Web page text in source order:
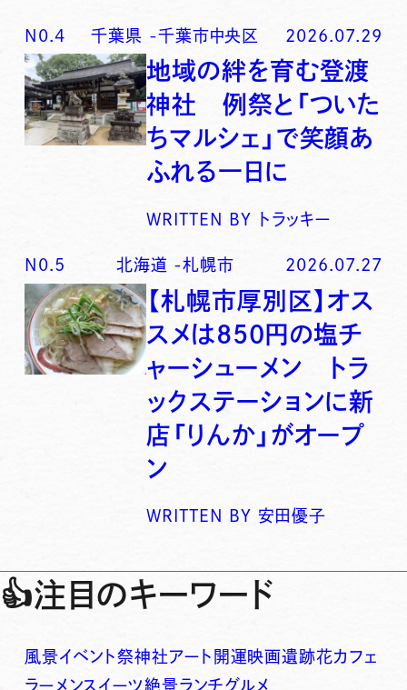
N0.4 千葉県 -千葉市中央区 2026.07.29
地域の絆を育む登渡
神社 例祭と「ついた
ちマルシェ」で笑顔あ
ふれる一日に
WRITTEN BY トラッキー
N0. 5 北海道 -札幌市 2026.07.27
【札幌市厚別区】オス
スメは850円の塩チ
ャーシューメン トラ
ックステーションに新
店「りんか」がオープ
ン
WRITTEN BY 安田優子
👍注目のキーワード
風景イベント祭神社アート 開運映画遺跡花カフェ
ラーメンスイーツ絶景ランチグルメ